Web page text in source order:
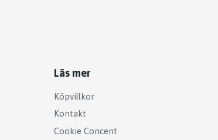
Läs mer
Köpvillkor
Kontakt
Cookie Concent